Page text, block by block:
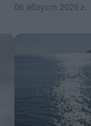
06 август 2026 г.